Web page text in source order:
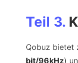
Teil 3.
Qobuz bietet
bit/96kHz)